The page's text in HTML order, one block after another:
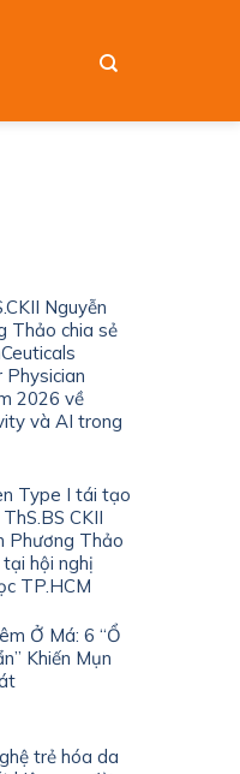
Nguyễn
Thảo chia sẻ
Physician
2026 về
và AI trong
Type I tái tạo
CKII
Phương Thảo
hội nghị
TP.HCM
Ở Má: 6 “Ổ
Khiến Mụn
trẻ hóa da